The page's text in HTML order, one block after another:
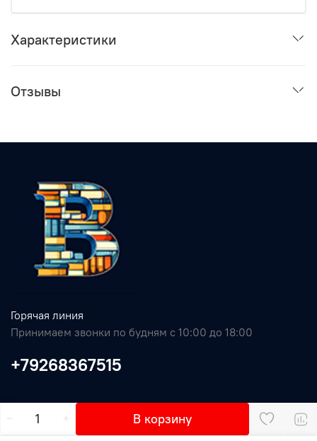
В корзину
Характеристики
Отзывы
Горячая линия
Принимаем звонки по будням с 10:00 до 18:00
+79268367515